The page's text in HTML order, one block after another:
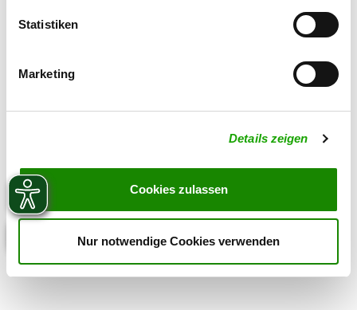
Statistiken
Marketing
Details zeigen
Cookies zulassen
Nur notwendige Cookies verwenden